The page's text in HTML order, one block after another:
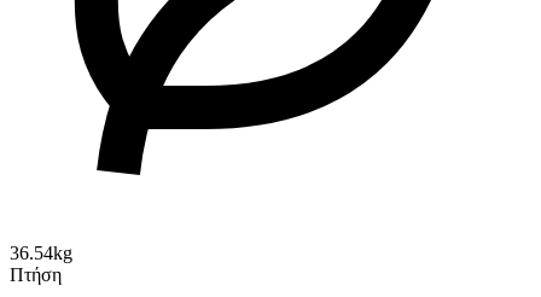
36.54kg
Πτήση